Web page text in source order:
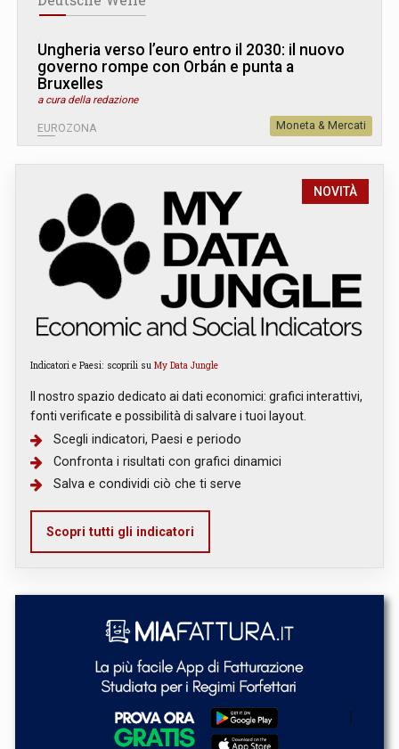
Ungheria verso l’euro entro il 2030: il nuovo
governo rompe con Orbán e punta a
Bruxelles
a cura della redazione
EUROZONA Moneta & Mercati
NOVITÀ
Indicatori e Paesi: scoprili su My Data Jungle
Il nostro spazio dedicato ai dati economici: grafici interattivi,
fonti verificate e possibilità di salvare i tuoi layout.
Scegli indicatori, Paesi e periodo
Confronta i risultati con grafici dinamici
Salva e condividi ciò che ti serve
Scopri tutti gli indicatori